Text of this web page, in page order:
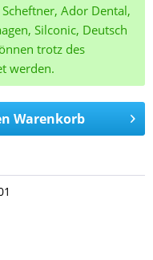
Ador Dental,
Silconic, Deutsch
trotz des
werden.
Warenkorb